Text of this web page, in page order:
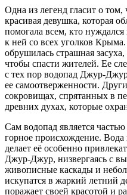
Одна из легенд гласит о том,
красивая девушка, которая
помогала всем, кто
к ней со всех уголков
обрушилась страшная
чтобы спасти жителей. Ее
с тех пор водопад Джур-
ее самоотверженности.
сокровищах, спрятанных в
древних духах, которые
Сам водопад является
горное происхождение. Вода
делает её особенно
Джур-Джур, низвергаясь с
живописные каскады и
искупатся в жаркий летний
поражает своей красотой и